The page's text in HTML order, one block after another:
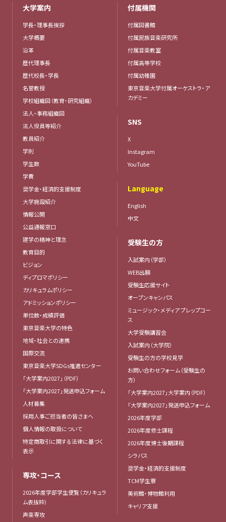
大学案内
学長・理事長挨拶
大学概要
沿革
歴代理事長
歴代校長・学長
名誉教授
学校組織図（教育・研究組織）
法人・事務組織図
法人役員等紹介
教員紹介
学則
学生数
学費
奨学金・経済的支援制度
大学施設紹介
情報公開
公益通報窓口
建学の精神と理念
教育目的
ビジョン
ディプロマポリシー
カリキュラムポリシー
アドミッションポリシー
単位数・成績評価
東京音楽大学の特色
地域・社会との連携
国際交流
東京音楽大学SDGs推進センター
「大学案内2027」（PDF）
「大学案内2027」発送申込フォーム
人材募集
採用人事ご担当者の皆さまへ
個人情報の取扱について
特定商取引に関する法律に基づく
表示
専攻・コース
2026年度学部学生便覧（カリキュラ
ム表抜粋）
声楽専攻
付属機関
付属図書館
付属民族音楽研究所
付属音楽教室
付属高等学校
付属幼稚園
東京音楽大学付属オーケストラ・ア
カデミー
SNS
X
Instagram
YouTube
Language
English
中文
受験生の方
入試案内（学部）
WEB出願
受験生応援サイト
オープンキャンパス
ミュージック・メディア プレップコー
ス
大学受験講習会
入試案内（大学院）
受験生の方の学校見学
お問い合わせフォーム（受験生の
方）
「大学案内2027」大学案内（PDF）
「大学案内2027」発送申込フォーム
2026年度学部
2026年度修士課程
2026年度博士後期課程
シラバス
奨学金・経済的支援制度
TCM学生寮
美術館・博物館利用
キャリア支援